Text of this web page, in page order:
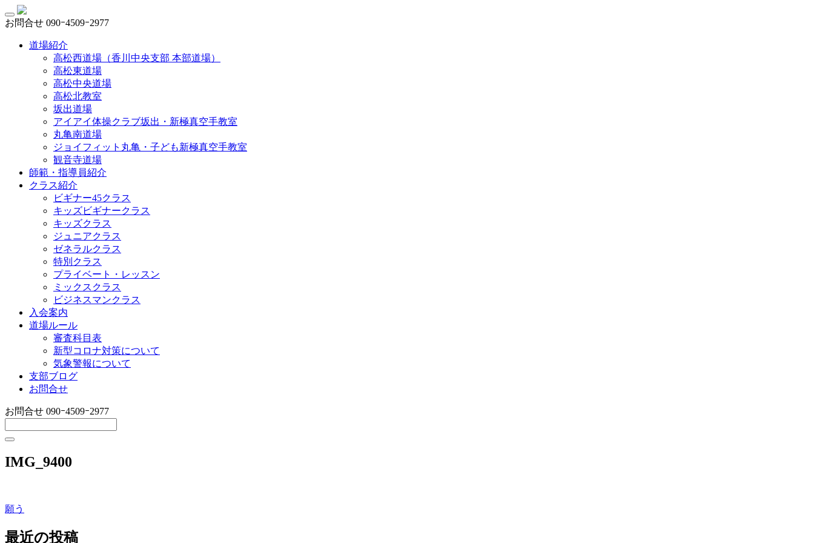
お問合せ 090ｰ4509ｰ2977
道場紹介
高松西道場（香川中央支部 本部道場）
高松東道場
高松中央道場
高松北教室
坂出道場
アイアイ体操クラブ坂出・新極真空手教室
丸亀南道場
ジョイフィット丸亀・子ども新極真空手教室
観音寺道場
師範・指導員紹介
クラス紹介
ビギナー45クラス
キッズビギナークラス
キッズクラス
ジュニアクラス
ゼネラルクラス
特別クラス
プライベート・レッスン
ミックスクラス
ビジネスマンクラス
入会案内
道場ルール
審査科目表
新型コロナ対策について
気象警報について
支部ブログ
お問合せ
お問合せ 090ｰ4509ｰ2977
IMG_9400
投
稿
願う
最近の投稿